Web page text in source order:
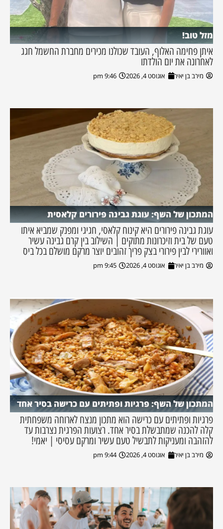
מזל טוב!
איתן פחימה האלוף, העובד שכולנו מכירים מחברת החשמל חגג
לאחרונה את יום הולדתו
מירב בן יאיר אוגוסט 4, 2026 9:46 pm
המתכון של השף: עוגת גבינה פירורים קלאסית
עוגת גבינה פירורים היא קינוח קלאסי, חגיגי ומפנק שמביא איתו
טעם של בית וזיכרונות מתוקים | השילוב בין קרם גבינה עשיר
ואוורירי לבין פירורי בצק פריך זהובים יוצר מרקם מושלם בכל ביס
מירב בן יאיר אוגוסט 4, 2026 9:45 pm
המתכון של השף: פרגיות ופתיתים עם כרישה בסיר אחד
פרגיות ופתיתים עם כרישה הוא מתכון מנצח לארוחה משפחתית
קלה להכנה שמתבשלת בסיר אחד. רצועות הפרגית נצרבות עד
להזהבה ומעניקות לתבשיל טעם עשיר ומרקם עסיסי | יאמי!
מירב בן יאיר אוגוסט 4, 2026 9:44 pm